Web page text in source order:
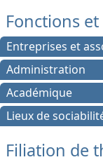
Fonctions
Entreprises et
Administration
Académique
Lieux de
Filiation de